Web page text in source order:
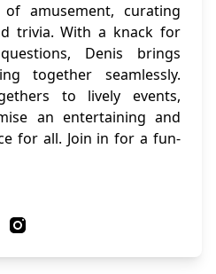
amusement, curating
trivia. With a knack for
Denis brings
together seamlessly.
to lively events,
an entertaining and
for all. Join in for a fun-